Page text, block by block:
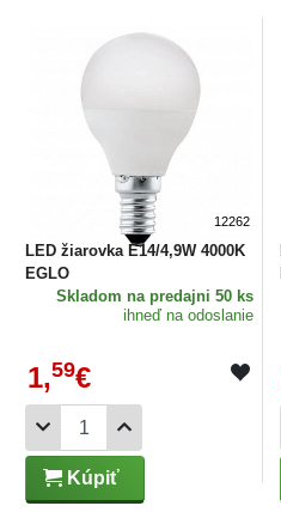
12262
LED žiarovka E14/4,9W 4000K
EGLO
Skladom na predajni 50 ks
ihneď na odoslanie
1,59€
Kúpiť